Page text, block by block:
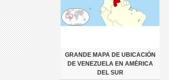
GRANDE MAPA DE UBICACIÓN
DE VENEZUELA EN AMÉRICA
DEL SUR